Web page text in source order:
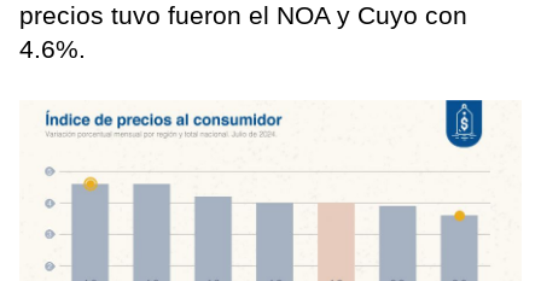
precios tuvo fueron el NOA y Cuyo con
4.6%.